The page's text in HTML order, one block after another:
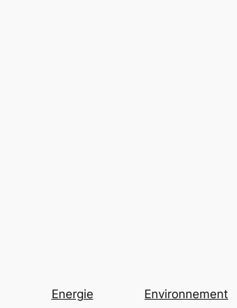
Energie Environnement